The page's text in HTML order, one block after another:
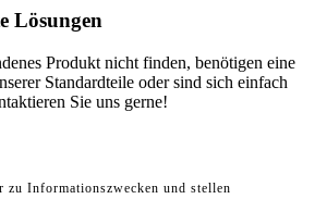
Lösungen
Produkt nicht finden, benötigen eine
Standardteile oder sind sich einfach
Sie uns gerne!
zu Informationszwecken und stellen